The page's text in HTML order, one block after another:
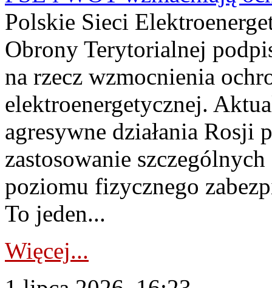
Polskie Sieci
Obrony Terytorialnej
na rzecz wzmocnienia
elektroenergetycznej.
agresywne działania Rosji
zastosowanie
poziomu fizycznego
To jeden...
Więcej...